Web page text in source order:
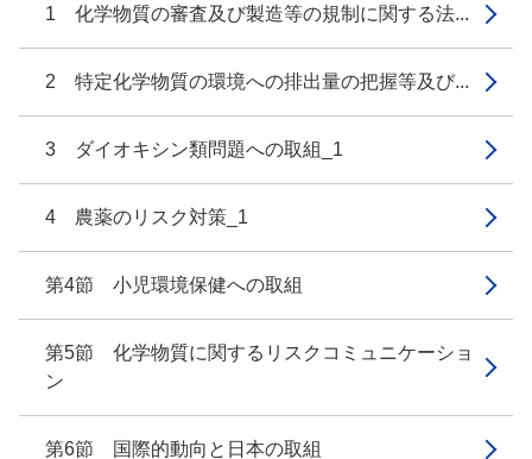
1 化学物質の審査及び製造等の規制に関する法...
2 特定化学物質の環境への排出量の把握等及び...
3 ダイオキシン類問題への取組_1
4 農薬のリスク対策_1
第4節 小児環境保健への取組
第5節 化学物質に関するリスクコミュニケーショ
ン
第6節 国際的動向と日本の取組